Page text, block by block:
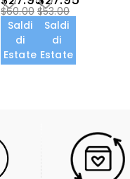
$60.00
Saldi
di
Estate
$53.00
Saldi
di
Estate